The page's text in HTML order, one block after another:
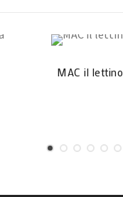
MAC il lettino